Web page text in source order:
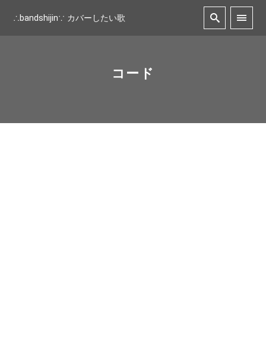
∴bandshijin∵ カバーしたい歌
コード